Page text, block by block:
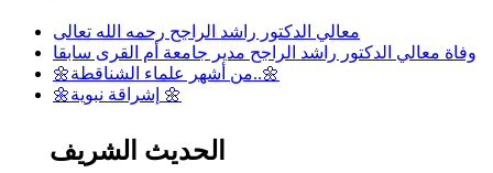
معالي الدكتور راشد الراجح رحمه الله تعالى
وفاة معالي الدكتور راشد الراجح مدير جامعة أم القرى سابقا
🌼من أشهر علماء الشناقطة..🌼
🌼إشراقة نبوية 🌼
الحديث الشريف